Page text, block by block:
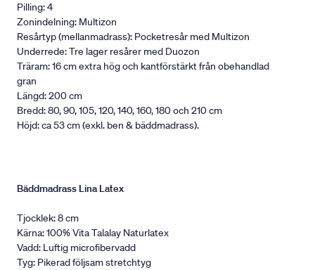
Pilling: 4
Zonindelning: Multizon
Resårtyp (mellanmadrass): Pocketresår med Multizon
Underrede: Tre lager resårer med Duozon
Träram: 16 cm extra hög och kantförstärkt från obehandlad
gran
Längd: 200 cm
Bredd: 80, 90, 105, 120, 140, 160, 180 och 210 cm
Höjd: ca 53 cm (exkl. ben & bäddmadrass).
Bäddmadrass Lina Latex
Tjocklek: 8 cm
Kärna: 100% Vita Talalay Naturlatex
Vadd: Luftig microfibervadd
Tyg: Pikerad följsam stretchtyg